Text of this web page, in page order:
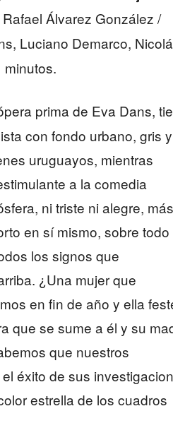
Rafael Álvarez González /
Luciano Demarco,
minutos.
prima de Eva Dans,
con fondo urbano, gris y
uruguayos, mientras
a la comedia
ni triste ni alegre, más
en sí mismo, sobre todo
los signos que
¿Una mujer que
en fin de año y ella
que se sume a él y su
que nuestros
éxito de sus
estrella de los cuadros